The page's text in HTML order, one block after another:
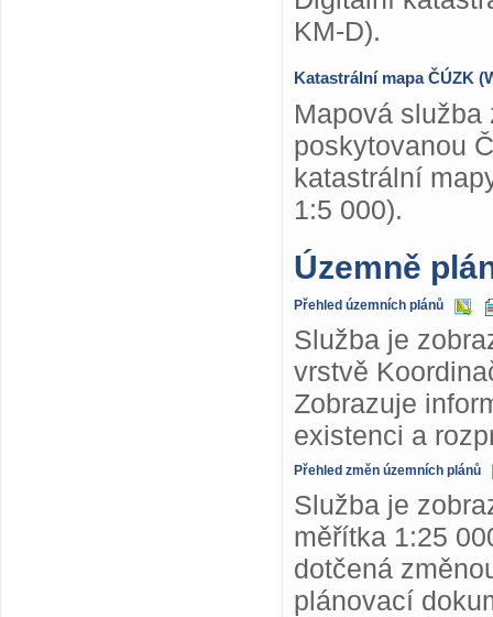
KM-D).
Katastrální mapa ČÚZK
Mapová
poskytovanou
katastrální
1:5 000).
Územně
Přehled územních plánů
Služba je
vrstvě
Zobrazuje
existenci a
Přehled změn územních plánů
Služba je
měřítka 1:25
dotčená
plánovací